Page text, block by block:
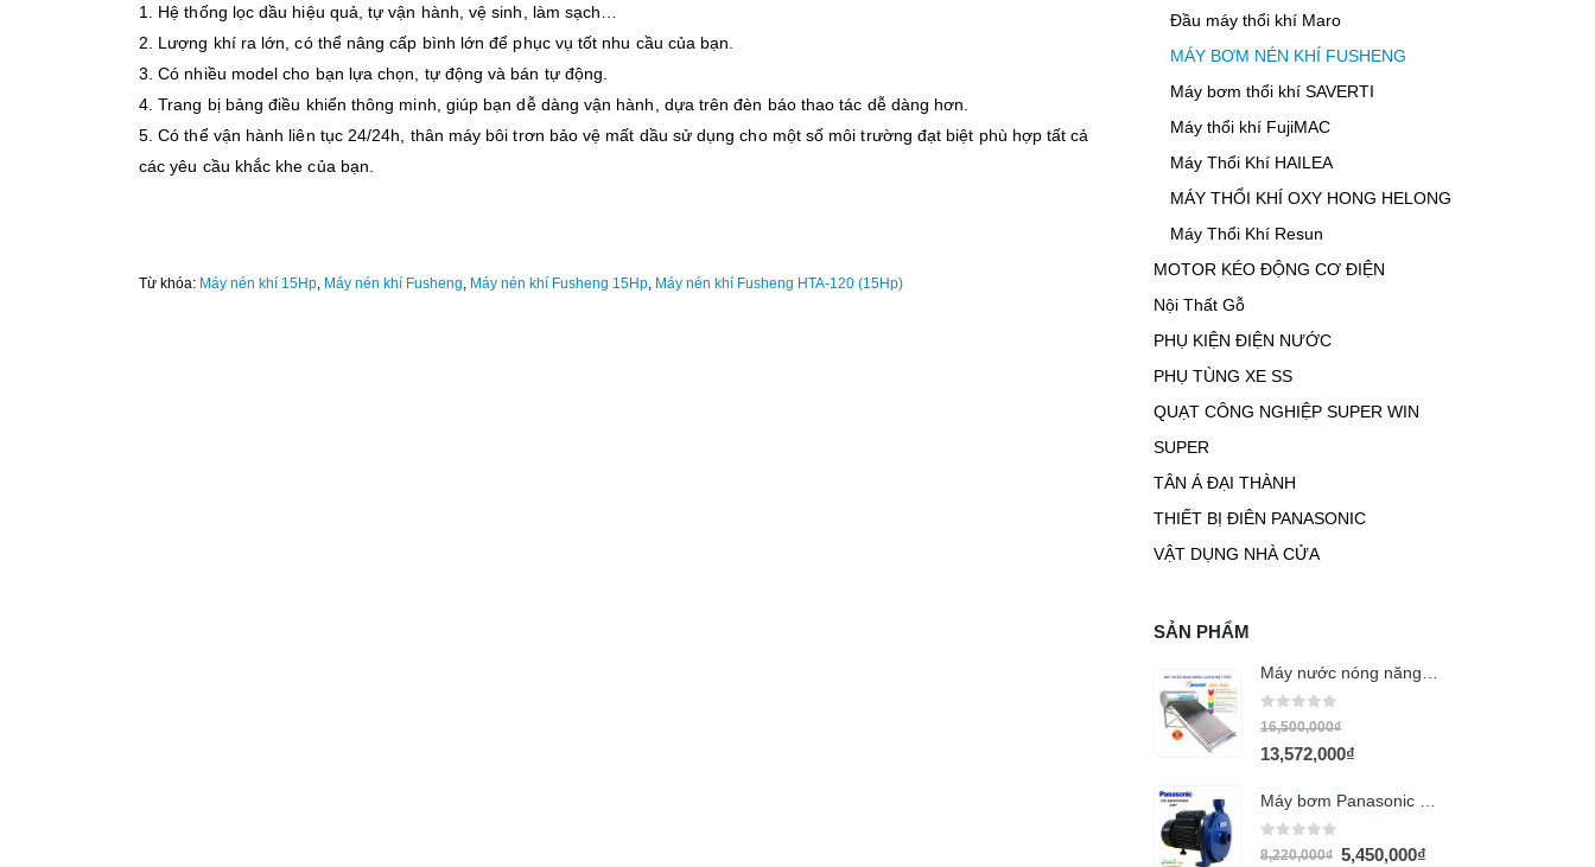
1. Hệ thống lọc dầu hiệu quả, tự vận hành, vệ sinh, làm sạch…
2. Lượng khí ra lớn, có thể nâng cấp bình lớn để phục vụ tốt nhu cầu của bạn.
3. Có nhiều model cho bạn lựa chọn, tự động và bán tự động.
4. Trang bị bảng điều khiển thông minh, giúp bạn dễ dàng vận hành, dựa trên đèn báo thao tác dễ dàng hơn.
5. Có thể vận hành liên tục 24/24h, thân máy bôi trơn bảo vệ mất dầu sử dụng cho một số môi trường đạt biệt phù hợp tất cả
các yêu cầu khắc khe của bạn.
Từ khóa: Máy nén khí 15Hp, Máy nén khí Fusheng, Máy nén khí Fusheng 15Hp, Máy nén khí Fusheng HTA-120 (15Hp)
Đầu máy thổi khí Maro
MÁY BƠM NÉN KHÍ FUSHENG
Máy bơm thổi khí SAVERTI
Máy thổi khí FujiMAC
Máy Thổi Khí HAILEA
MÁY THỔI KHÍ OXY HONG HELONG
Máy Thổi Khí Resun
MOTOR KÉO ĐỘNG CƠ ĐIỆN
Nội Thất Gỗ
PHỤ KIỆN ĐIỆN NƯỚC
PHỤ TÙNG XE SS
QUẠT CÔNG NGHIỆP SUPER WIN
SUPER
TÂN Á ĐẠI THÀNH
THIẾT BỊ ĐIÊN PANASONIC
VẬT DỤNG NHÀ CỬA
SẢN PHẨM
0 out of 5
16,500,000₫
13,572,000₫
0 out of 5
8,220,000₫ 5,450,000₫